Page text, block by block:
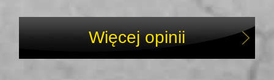
Więcej opinii